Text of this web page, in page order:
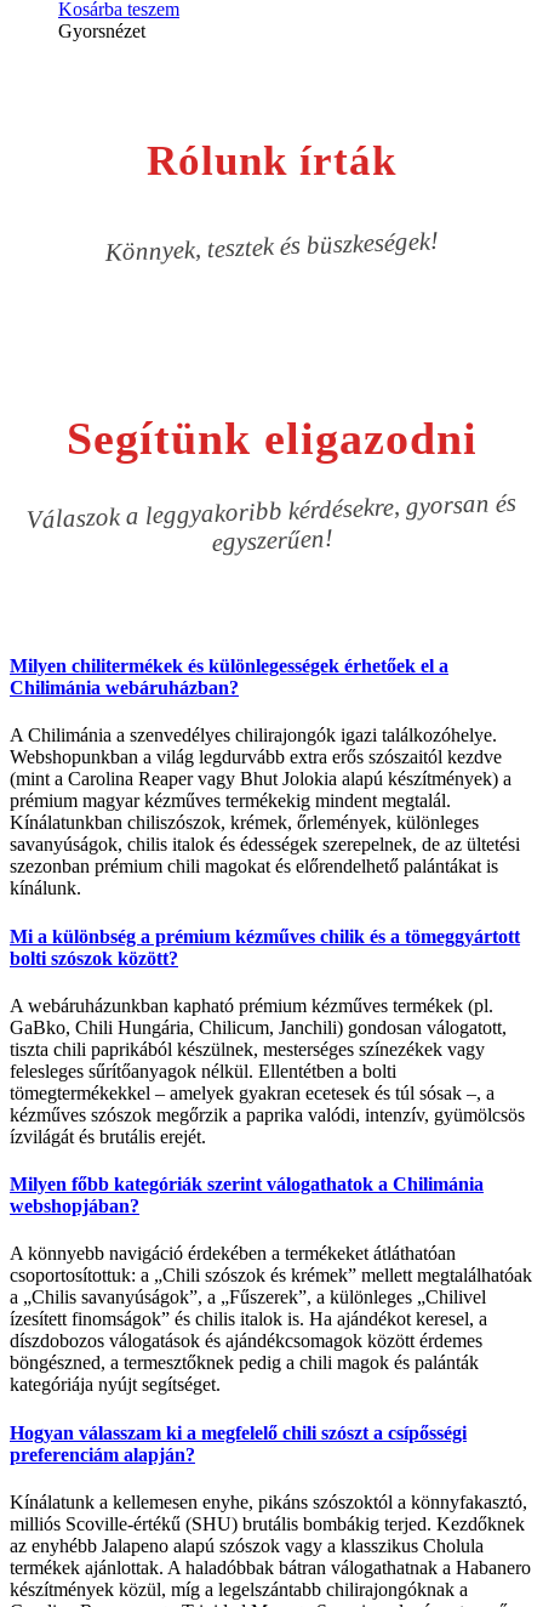
Kosárba teszem
Gyorsnézet
Rólunk írták
Könnyek, tesztek és büszkeségek!
Segítünk eligazodni
Válaszok a leggyakoribb kérdésekre, gyorsan és
egyszerűen!
Milyen chilitermékek és különlegességek érhetőek el a
Chilimánia webáruházban?
A Chilimánia a szenvedélyes chilirajongók igazi találkozóhelye.
Webshopunkban a világ legdurvább extra erős szószaitól kezdve
(mint a Carolina Reaper vagy Bhut Jolokia alapú készítmények) a
prémium magyar kézműves termékekig mindent megtalál.
Kínálatunkban chiliszószok, krémek, őrlemények, különleges
savanyúságok, chilis italok és édességek szerepelnek, de az ültetési
szezonban prémium chili magokat és előrendelhető palántákat is
kínálunk.
Mi a különbség a prémium kézműves chilik és a tömeggyártott
bolti szószok között?
A webáruházunkban kapható prémium kézműves termékek (pl.
GaBko, Chili Hungária, Chilicum, Janchili) gondosan válogatott,
tiszta chili paprikából készülnek, mesterséges színezékek vagy
felesleges sűrítőanyagok nélkül. Ellentétben a bolti
tömegtermékekkel – amelyek gyakran ecetesek és túl sósak –, a
kézműves szószok megőrzik a paprika valódi, intenzív, gyümölcsös
ízvilágát és brutális erejét.
Milyen főbb kategóriák szerint válogathatok a Chilimánia
webshopjában?
A könnyebb navigáció érdekében a termékeket átláthatóan
csoportosítottuk: a „Chili szószok és krémek” mellett megtalálhatóak
a „Chilis savanyúságok”, a „Fűszerek”, a különleges „Chilivel
ízesített finomságok” és chilis italok is. Ha ajándékot keresel, a
díszdobozos válogatások és ajándékcsomagok között érdemes
böngészned, a termesztőknek pedig a chili magok és palánták
kategóriája nyújt segítséget.
Hogyan válasszam ki a megfelelő chili szószt a csípősségi
preferenciám alapján?
Kínálatunk a kellemesen enyhe, pikáns szószoktól a könnyfakasztó,
milliós Scoville-értékű (SHU) brutális bombákig terjed. Kezdőknek
az enyhébb Jalapeno alapú szószok vagy a klasszikus Cholula
termékek ajánlottak. A haladóbbak bátran válogathatnak a Habanero
készítmények közül, míg a legelszántabb chilirajongóknak a